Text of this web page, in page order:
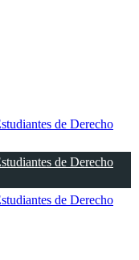
de Derecho
de Derecho
de Derecho